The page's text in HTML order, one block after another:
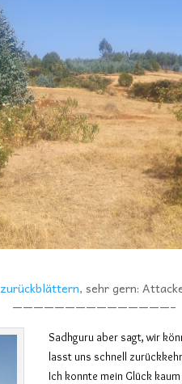
zurückblättern, sehr gern:
———————————————–
Sadhguru aber sagt, wir
lasst uns schnell
Ich konnte mein Glück